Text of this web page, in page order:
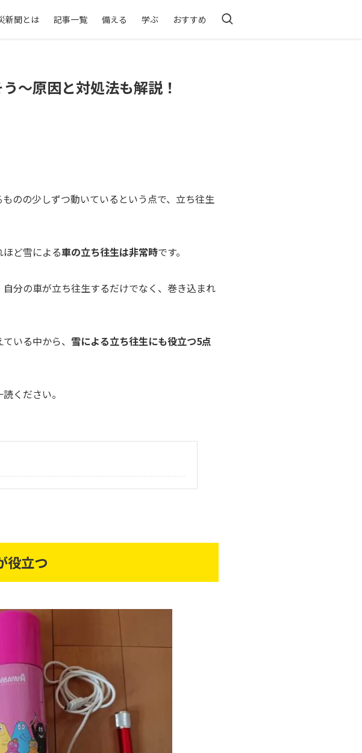
新聞とは 記事一覧 備える 学ぶ おすすめ
～原因と対処法も解説！
のの少しずつ動いているという点で、立ち往生
ど雪による車の立ち往生は非常時です。
自分の車が立ち往生するだけでなく、巻き込まれ
いる中から、 雪による立ち往生にも役立つ5点
ください。
役立つ